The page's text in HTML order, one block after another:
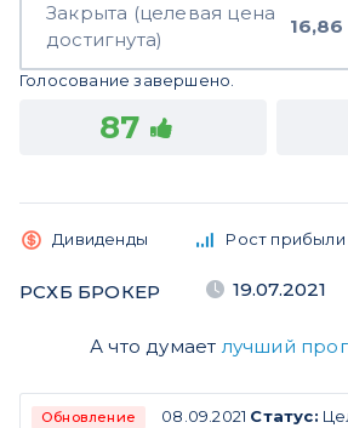
Закрыта (целевая цена
достигнута)
16,86
Голосование завершено.
87
Дивиденды Рост прибыли
РСХБ БРОКЕР 19.07.2021
А что думает лучший
Обновление 08.09.2021 Статус: